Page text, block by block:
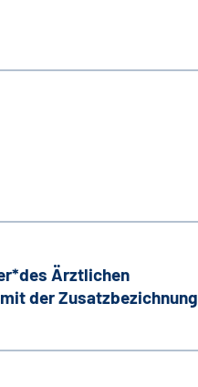
Ärztlichen
der Zusatzbezichnung